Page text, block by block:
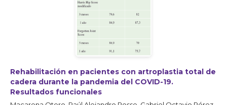
Rehabilitación en pacientes con artroplastia total de
cadera durante la pandemia del COVID-19.
Resultados funcionales